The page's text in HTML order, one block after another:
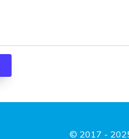
© 2017 -